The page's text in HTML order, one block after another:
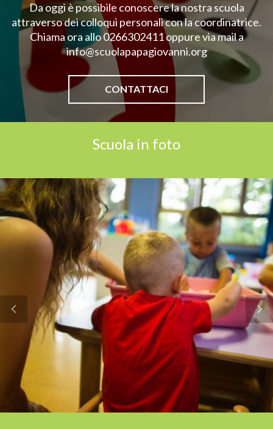
Da oggi è possibile conoscere la nostra scuola
attraverso dei colloqui personali con la coordinatrice.
Chiama ora allo 0266302411 oppure via mail a
info@scuolapapagiovanni.org
CONTATTACI
Scuola in foto